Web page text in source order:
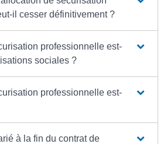
il cesser définitivement ?
professionnelle est-
sociales ?
professionnelle est-
à la fin du contrat de